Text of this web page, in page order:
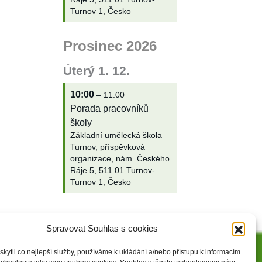
Spravovat Souhlas s cookies
co nejlepší služby, používáme k ukládání a/nebo přístupu k informacím
Turnov 1, Česko
Prosinec 2026
Úterý 1. 12.
10:00 – 11:00
Porada pracovníků
školy
Základní umělecká škola
Turnov, příspěvková
organizace, nám. Českého
Ráje 5, 511 01 Turnov-
Turnov 1, Česko
Zásady cookies (EU)